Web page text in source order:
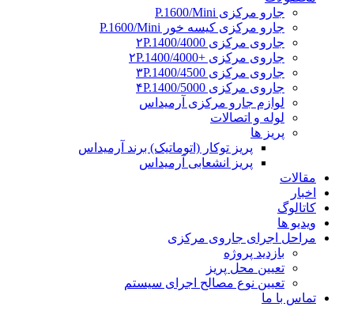
جارو مرکزی P.1600/Mini
جارو مرکزی کیسه خور P.1600/Mini
جاروی مرکزی ۲P.1400/4000
جاروی مرکزی +۲P.1400/4000
جاروی مرکزی ۳P.1400/4500
جاروی مرکزی ۴P.1400/5000
لوازم جارو مرکزی آرمیداس
لوله و اتصالات
پریز ها
پریز توکار (اتوماتیک) برند آرمیداس
پریز انشعابی آرمیداس
مقالات
اخبار
کاتالوگ
ویدیو ها
مراحل اجرای جاروی مرکزی
بازدید پروژه
تعیین محل پریز
تعیین نوع مصالح اجرای سیستم
تماس با ما